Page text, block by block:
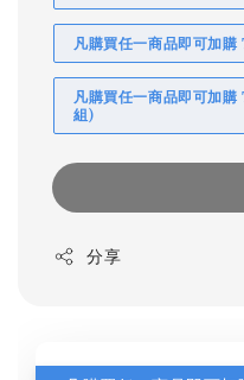
凡購買任一商品即可加
凡購買任一商品即可加
組)
分享